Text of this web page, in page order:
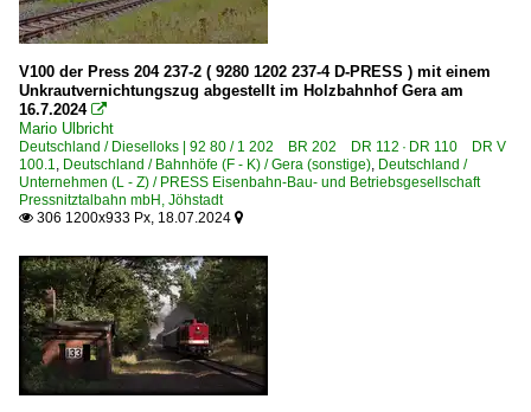
V100 der Press 204 237-2 ( 9280 1202 237-4 D-PRESS ) mit einem
Unkrautvernichtungszug abgestellt im Holzbahnhof Gera am
16.7.2024 
Mario Ulbricht
Deutschland / Dieselloks | 92 80 / 1 202 BR 202 DR 112 · DR 110 DR V
100.1, Deutschland / Bahnhöfe (F - K) / Gera (sonstige), Deutschland /
Unternehmen (L - Z) / PRESS Eisenbahn-Bau- und Betriebsgesellschaft
Pressnitztalbahn mbH, Jöhstadt
 306 1200x933 Px, 18.07.2024 